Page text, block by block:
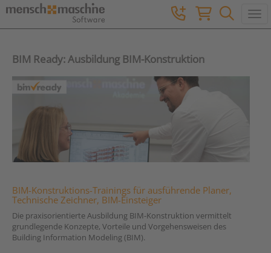
BIM Ready: Ausbildung BIM-Konstruktion
BIM-Konstruktions-Trainings für ausführende Planer,
Technische Zeichner, BIM-Einsteiger
Die praxisorientierte Ausbildung BIM-Konstruktion vermittelt
grundlegende Konzepte, Vorteile und Vorgehensweisen des
Building Information Modeling (BIM).